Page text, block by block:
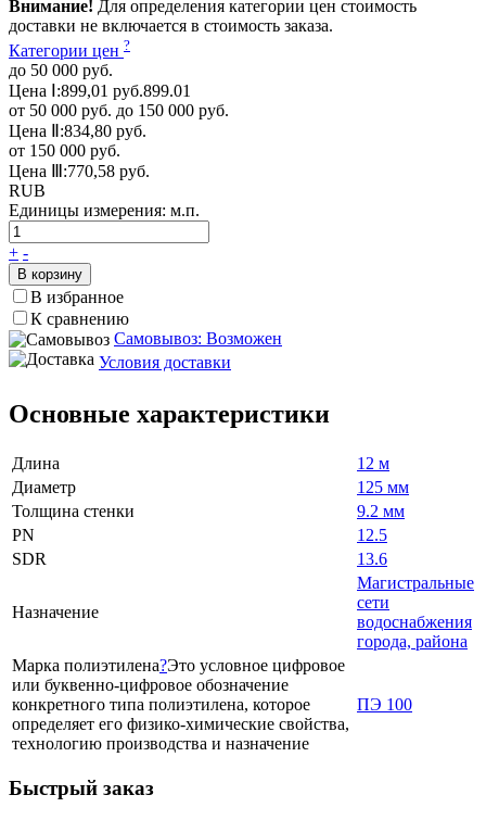
Внимание! Для определения категории цен стоимость
доставки не включается в стоимость заказа.
Категории цен ?
до 50 000 руб.
Цена Ⅰ:899,01 руб.899.01
от 50 000 руб. до 150 000 руб.
Цена Ⅱ:834,80 руб.
от 150 000 руб.
Цена Ⅲ:770,58 руб.
RUB
Единицы измерения: м.п.
+ -
В корзину
В избранное
К сравнению
Самовывоз: Возможен
Условия доставки
Основные характеристики
Длина
12 м
Диаметр
125 мм
Толщина стенки
9.2 мм
PN
12.5
SDR
13.6
Назначение
Магистральные
сети
водоснабжения
города, района
Марка полиэтилена?Это условное цифровое
или буквенно-цифровое обозначение
конкретного типа полиэтилена, которое
определяет его физико-химические свойства,
технологию производства и назначение
ПЭ 100
Быстрый заказ